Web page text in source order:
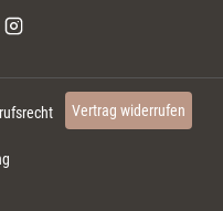
Vertrag widerrufen